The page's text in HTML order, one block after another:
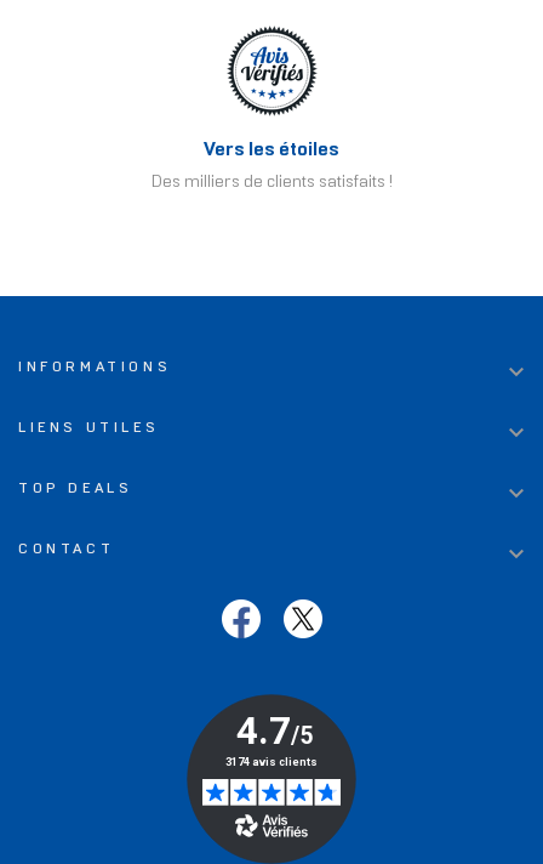
Vers les étoiles
Des milliers de clients satisfaits !
INFORMATIONS 
LIENS UTILES 
TOP DEALS 
CONTACT 